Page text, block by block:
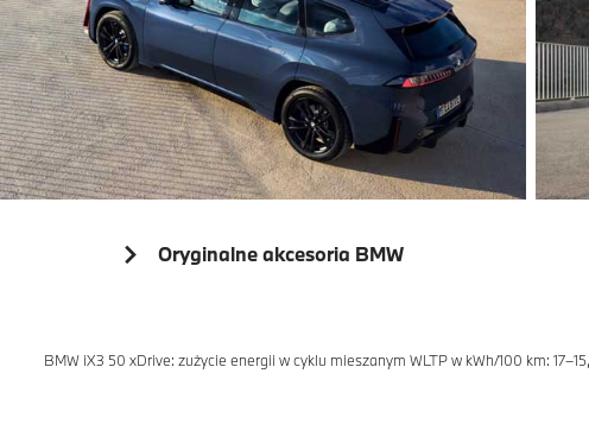
Oryginalne akcesoria BMW
BMW iX3 50 xDrive: zużycie energii w cyklu mieszanym WLTP w kWh/100 km: